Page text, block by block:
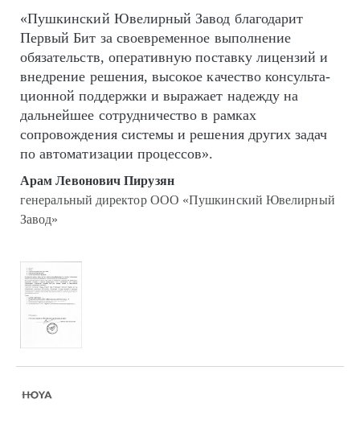
«Пушкинский Ювелирный Завод благодарит
Первый Бит за своевременное выполнение
обязательств, оперативную поставку лицензий и
внедрение решения, высокое качество кон­суль­та­
цион­ной поддержки и выражает надежду на
дальнейшее сотрудничество в рамках
сопровождения системы и решения других задач
по автоматизации процессов».
Арам Левонович Пирузян
генеральный директор ООО «Пушкинский Ювелирный
Завод»